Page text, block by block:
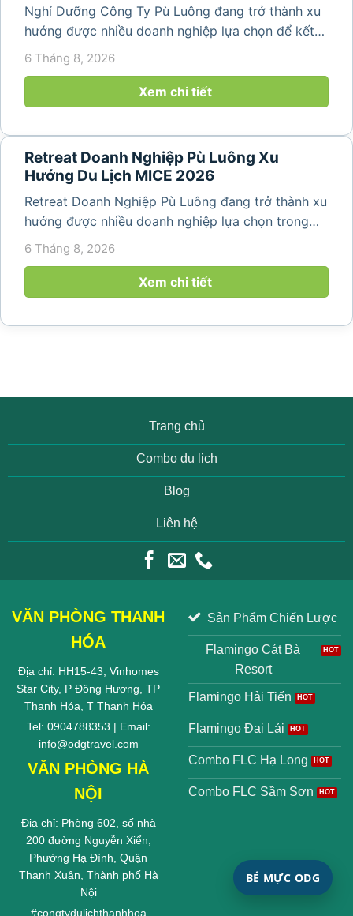
Nghỉ Dưỡng Công Ty Pù Luông đang trở thành xu
hướng được nhiều doanh nghiệp lựa chọn để kết
hợp giữa nghỉ ngơi, tái tạo năng lượng và xây
dựng tinh thần đồng đội. Thay vì những chuyến du
lịch đơn thuần, nhiều công ty...
6 Tháng 8, 2026
Xem chi tiết
Retreat Doanh Nghiệp Pù Luông Xu
Hướng Du Lịch MICE 2026
Retreat Doanh Nghiệp Pù Luông đang trở thành xu
hướng được nhiều doanh nghiệp lựa chọn trong
năm 2026 khi nhu cầu kết hợp nghỉ dưỡng, hội
mang đến khoảng thời gian thư giãn...
6 Tháng 8, 2026
Xem chi tiết
Trang chủ
Combo du lịch
Blog
Liên hệ
VĂN PHÒNG THANH
HÓA
Địa chỉ: HH15-43, Vinhomes
Star City, P Đông Hương, TP
Thanh Hóa, T Thanh Hóa
Tel: 0904788353 | Email:
info@odgtravel.com
VĂN PHÒNG HÀ
NỘI
Địa chỉ: Phòng 602, số nhà
200 đường Nguyễn Xiển,
Phường Hạ Đình, Quận
Thanh Xuân, Thành phố Hà
Nội
#congtydulichthanhhoa
Sản Phẩm Chiến Lược
Flamingo Cát Bà
Resort
Flamingo Hải Tiến
Flamingo Đại Lải
Combo FLC Hạ Long
Combo FLC Sầm Sơn
BÉ MỰC ODG